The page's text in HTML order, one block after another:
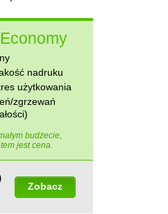
Economy
nadruku
użytkowania
zgrzewań
budżecie,
jest cena.
Zobacz